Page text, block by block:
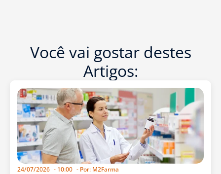
Você vai gostar destes
Artigos:
24/07/2026 - 10:00 - Por: M2Farma